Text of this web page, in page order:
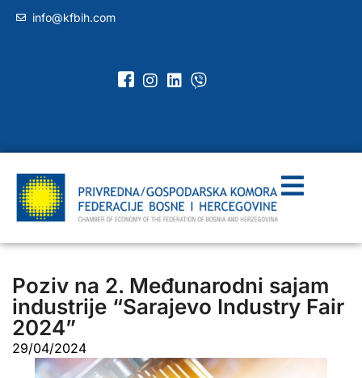
info@kfbih.com
Poziv na 2. Međunarodni sajam
industrije “Sarajevo Industry Fair
2024”
29/04/2024